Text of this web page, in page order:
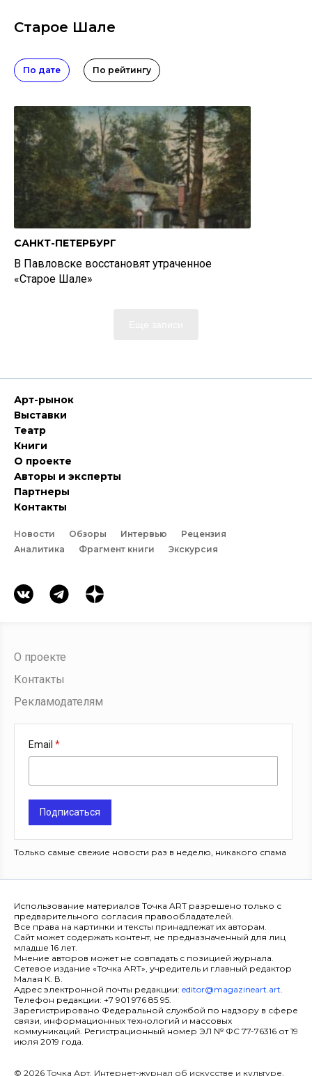
Старое Шале
По дате По рейтингу
САНКТ-ПЕТЕРБУРГ
В Павловске восстановят утраченное
«Старое Шале»
Арт-рынок
Выставки
Театр
Книги
О проекте
Авторы и эксперты
Партнеры
Контакты
Новости Обзоры Интервью
Рецензия
Аналитика
Фрагмент книги Экскурсия
О проекте
Контакты
Рекламодателям
Email
Подписаться
Только самые свежие новости раз в неделю, никакого спама
Использование материалов Точка ART разрешено только с
предварительного согласия правообладателей.
Все права на картинки и тексты принадлежат их авторам.
Сайт может содержать контент, не предназначенный для лиц
младше 16 лет.
Мнение авторов может не совпадать с позицией журнала.
Сетевое издание «Точка ART», учредитель и главный редактор
Малая К. В.
Адрес электронной почты редакции: editor@magazineart.art.
Телефон редакции: +7 901 976 85 95.
Зарегистрировано Федеральной службой по надзору в сфере
связи, информационных технологий и массовых
коммуникаций. Регистрационный номер ЭЛ № ФС 77-76316 от 19
июля 2019 года.
© 2026 Точка Арт. Интернет-журнал об искусстве и культуре.